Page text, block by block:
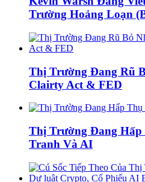
Trường Hoảng Loạn
Thị Trường Đang Rũ
Clairty Act & FED
Thị Trường Đang Hấp
Tranh Và AI